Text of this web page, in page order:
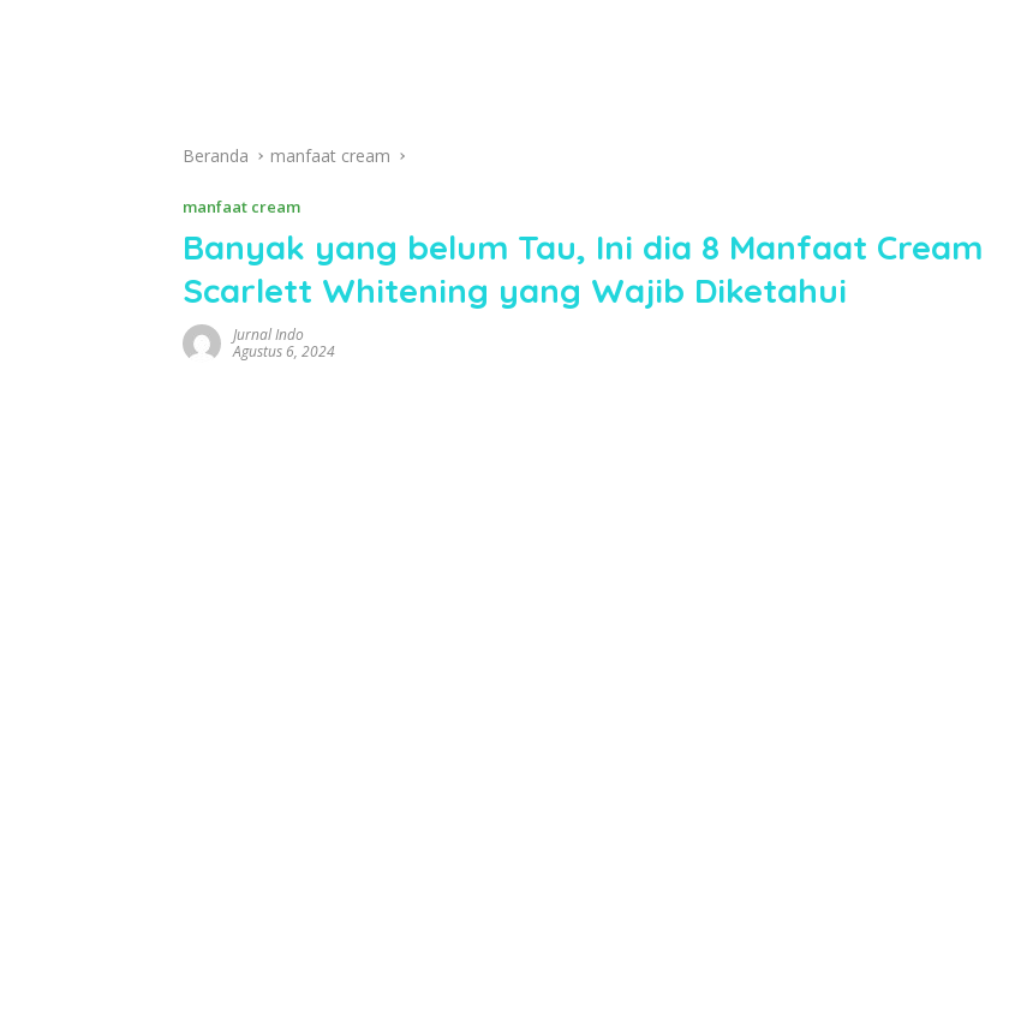
Beranda manfaat cream
manfaat cream
Banyak yang belum Tau, Ini dia 8 Manfaat Cream
Scarlett Whitening yang Wajib Diketahui
Jurnal Indo
Agustus 6, 2024